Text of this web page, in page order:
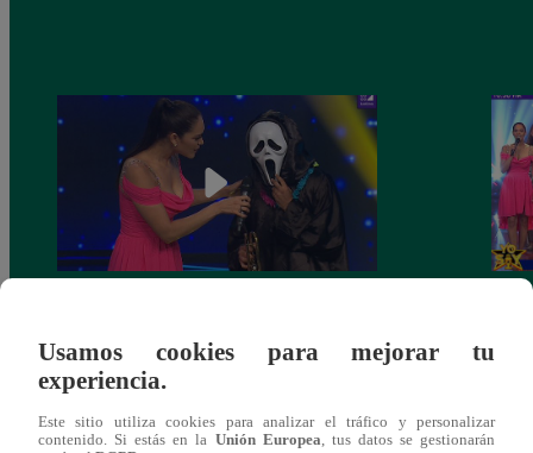
Programa completo
gala
Usamos cookies para mejorar tu
experiencia.
Este sitio utiliza cookies para analizar el tráfico y personalizar
contenido. Si estás en la Unión Europea , tus datos se gestionarán